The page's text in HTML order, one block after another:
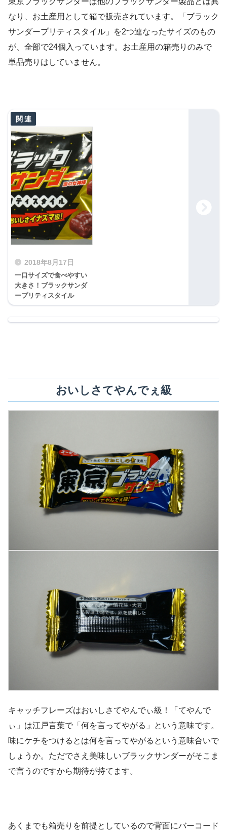
なり、お土産用として箱で販売されています。「ブラック
サンダープリティスタイル」を2つ連なったサイズのもの
が、全部で24個入っています。お土産用の箱売りのみで
単品売りはしていません。
2018年8月17日
一口サイズで食べやすい
大きさ！ブラックサンダ
ープリティスタイル
おいしさてやんでぇ級
キャッチフレーズはおいしさてやんでぃ級！「てやんで
ぃ」は江戸言葉で「何を言ってやがる」という意味です。
味にケチをつけるとは何を言ってやがるという意味合いで
しょうか。ただでさえ美味しいブラックサンダーがそこま
で言うのですから期待が持てます。
あくまでも箱売りを前提としているので背面にバーコード